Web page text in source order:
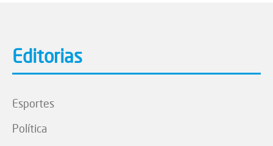
Editorias
Esportes
Política